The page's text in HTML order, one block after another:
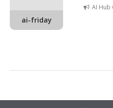
ai-friday
AI Hub